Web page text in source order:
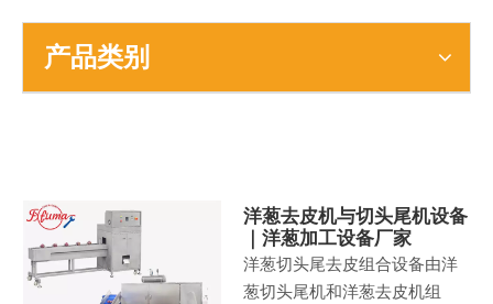
产品类别
洋葱去皮机与切头尾机设备
｜洋葱加工设备厂家
洋葱切头尾去皮组合设备由洋
葱切头尾机和洋葱去皮机组